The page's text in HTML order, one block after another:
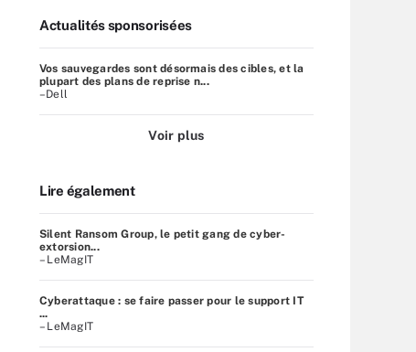
Actualités sponsorisées
Vos sauvegardes sont désormais des cibles, et la
plupart des plans de reprise n...
–Dell
Voir plus
Lire également
Silent Ransom Group, le petit gang de cyber-
extorsion...
– LeMagIT
Cyberattaque : se faire passer pour le support IT
...
– LeMagIT